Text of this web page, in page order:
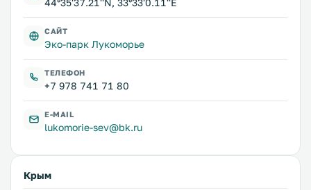
САЙТ
Эко-парк Лукоморье
ТЕЛЕФОН
+7 978 741 71 80
E-MAIL
lukomorie-sev@bk.ru
Крым